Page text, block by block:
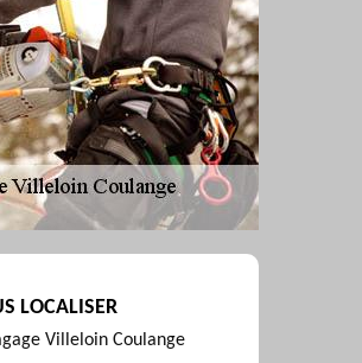
LOCALISER
Villeloin Coulange